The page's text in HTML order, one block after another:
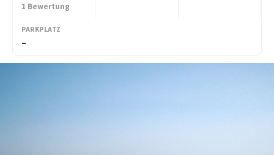
1 Bewertung
PARKPLATZ
–